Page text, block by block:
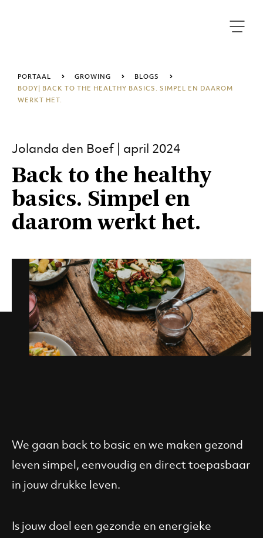
PORTAAL GROWING
BLOGS
BODY| BACK TO THE HEALTHY BASICS. SIMPEL EN DAAROM
WERKT HET.
Jolanda den Boef | april 2024
Back to the healthy
basics. Simpel en
daarom werkt het.
We gaan back to basic en we maken gezond
leven simpel, eenvoudig en direct toepasbaar
in jouw drukke leven.
Is jouw doel een gezonde en energieke